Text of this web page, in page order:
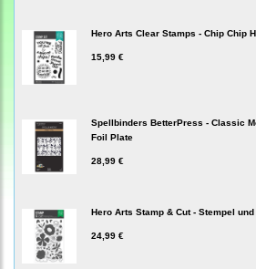
Hero Arts Clear Stamps - Chip Chip
15,99 €
Spellbinders BetterPress - Classic
Foil Plate
28,99 €
Hero Arts Stamp & Cut - Stempel und
24,99 €